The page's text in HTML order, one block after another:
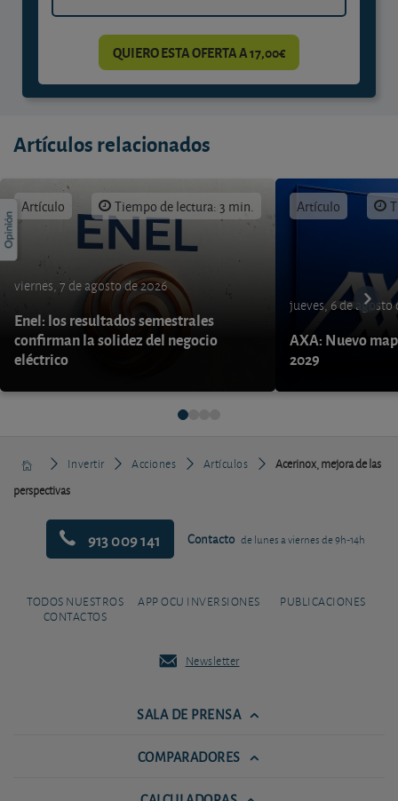
QUIERO ESTA OFERTA A 17,00€
Artículos relacionados
Artículo Tiempo de lectura: 3 min.
viernes, 7 de agosto de 2026
Enel: los resultados semestrales
confirman la solidez del negocio
eléctrico
Artículo
jueves, 6 de agosto
AXA: Nuevo
2029
Invertir Acciones Artículos
Acerinox, mejora de las
perspectivas
913 009 141 Contacto de lunes a viernes de 9h-14h
TODOS NUESTROS
CONTACTOS
APP OCU INVERSIONES PUBLICACIONES
Newsletter
SALA DE PRENSA
COMPARADORES